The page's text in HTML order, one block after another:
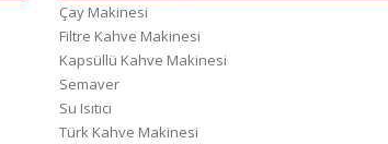
Çay Makinesi
Filtre Kahve Makinesi
Kapsüllü Kahve Makinesi
Semaver
Su Isıtıcı
Türk Kahve Makinesi